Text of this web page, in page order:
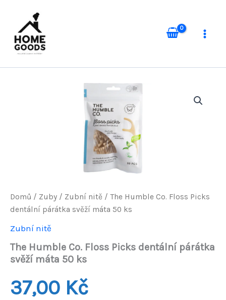
obsah
Domů / Zuby / Zubní nitě / The Humble Co. Floss Picks
dentální párátka svěží máta 50 ks
Zubní nitě
The Humble Co. Floss Picks dentální párátka
svěží máta 50 ks
37,00 Kč